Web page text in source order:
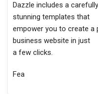
Dazzle includes a
stunning templates that
empower you to create
business website in just
a few clicks.
Fea